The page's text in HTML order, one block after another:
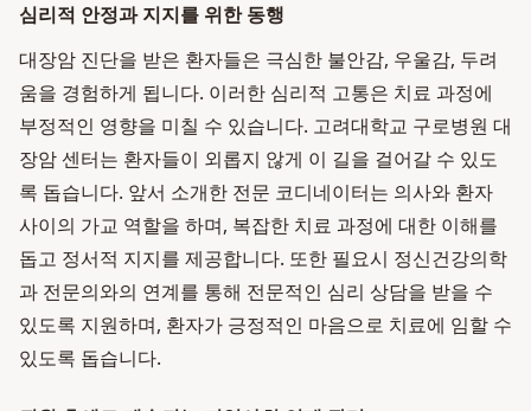
심리적 안정과 지지를 위한 동행
대장암 진단을 받은 환자들은 극심한 불안감, 우울감, 두려
움을 경험하게 됩니다. 이러한 심리적 고통은 치료 과정에
부정적인 영향을 미칠 수 있습니다. 고려대학교 구로병원 대
장암 센터는 환자들이 외롭지 않게 이 길을 걸어갈 수 있도
록 돕습니다. 앞서 소개한 전문 코디네이터는 의사와 환자
사이의 가교 역할을 하며, 복잡한 치료 과정에 대한 이해를
돕고 정서적 지지를 제공합니다. 또한 필요시 정신건강의학
과 전문의와의 연계를 통해 전문적인 심리 상담을 받을 수
있도록 지원하며, 환자가 긍정적인 마음으로 치료에 임할 수
있도록 돕습니다.